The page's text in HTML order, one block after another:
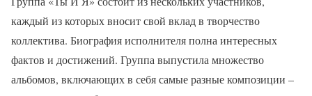
каждый из которых вносит свой вклад в творчество
коллектива. Биография исполнителя полна интересных
фактов и достижений. Группа выпустила множество
альбомов, включающих в себя самые разные композиции –